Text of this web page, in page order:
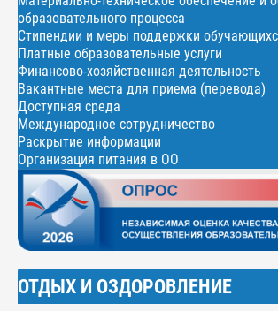
образовательного процесса
Стипендии и меры поддержки
Платные образовательные услуги
Финансово-хозяйственная деятельность
Вакантные места для приема (перевода)
Доступная среда
Международное сотрудничество
Раскрытие информации
Организация питания в ОО
ОТДЫХ И ОЗДОРОВЛЕНИЕ